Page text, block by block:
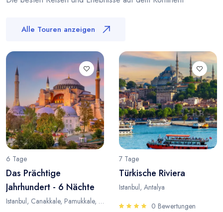
Alle Touren anzeigen
6 Tage
Das Prächtige
Jahrhundert - 6 Nächte
Istanbul, Canakkale, Pamukkale, Antalya
7 Tage
Türkische Riviera
Istanbul, Antalya
0 Bewertungen